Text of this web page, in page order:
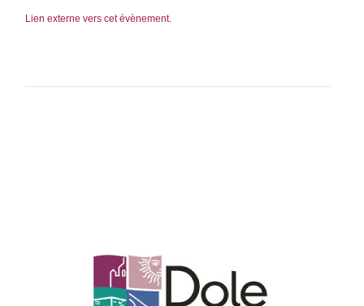
Lien externe vers cet évènement.